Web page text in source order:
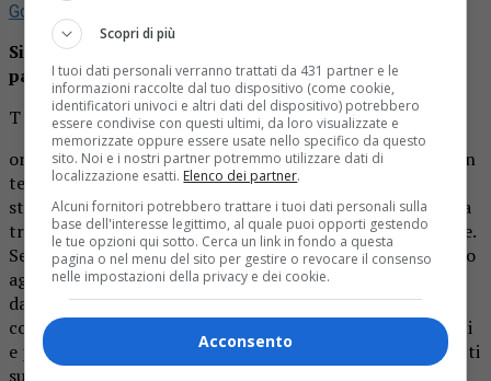
Google
Siccità: un altro problema per l’agricoltura già
particolarmente danneggiata.
T
orna l’incubo siccità nelle campagne. Dopo un inverno con
temperature nettamente superiori rispetto alle medie
stagionali e un’assenza di precipitazioni che dura ormai da
troppe settimane, la situazione sta diventando allarmante.
Sembra non esserci un momento di tregua per il comparto
agricolo che, oltre alla carenza di manodopera causata
dall’emergenza coronavirus, ora sta subendo le
conseguenze di un noto e sempre pesante flagello. Ad Asti
e provincia si cominciano purtroppo a vedere i primi effetti
sulle coltivazioni e si teme per le semine primaverili.
Scopri di più
I tuoi dati personali verranno trattati da 431 partner e le
informazioni raccolte dal tuo dispositivo (come cookie,
identificatori univoci e altri dati del dispositivo) potrebbero
essere condivise con questi ultimi, da loro visualizzate e
memorizzate oppure essere usate nello specifico da questo
sito. Noi e i nostri partner potremmo utilizzare dati di
localizzazione esatti. Elenco dei partner.
Alcuni fornitori potrebbero trattare i tuoi dati personali sulla
base dell'interesse legittimo, al quale puoi opporti gestendo
le tue opzioni qui sotto. Cerca un link in fondo a questa
pagina o nel menu del sito per gestire o revocare il consenso
nelle impostazioni della privacy e dei cookie.
Acconsento